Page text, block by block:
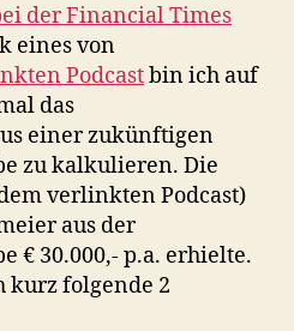
aus
der Financial Times
eines von
Podcastbin ich auf
das
einer zukünftigen
zu kalkulieren. Die
verlinkten Podcast)
aus der
€ 30.000,- p.a. erhielte.
kurz folgende 2